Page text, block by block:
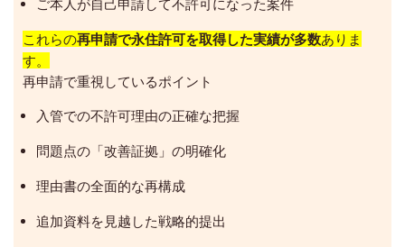
ご本人が自己申請して不許可になった案件
これらの再申請で永住許可を取得した実績が多数ありま
す。
再申請で重視しているポイント
入管での不許可理由の正確な把握
問題点の「改善証拠」の明確化
理由書の全面的な再構成
追加資料を見越した戦略的提出